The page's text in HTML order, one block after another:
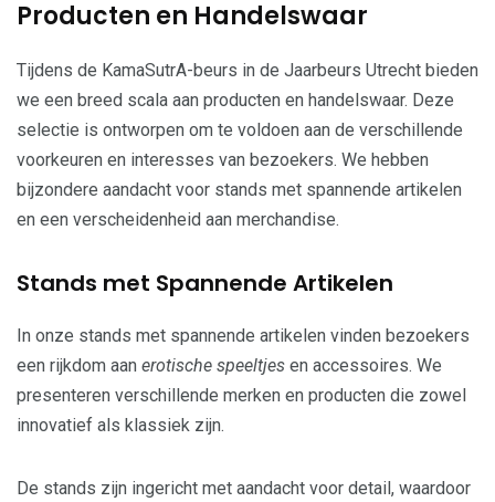
Producten en Handelswaar
Tijdens de KamaSutrA-beurs in de Jaarbeurs Utrecht bieden
we een breed scala aan producten en handelswaar. Deze
selectie is ontworpen om te voldoen aan de verschillende
voorkeuren en interesses van bezoekers. We hebben
bijzondere aandacht voor stands met spannende artikelen
en een verscheidenheid aan merchandise.
Stands met Spannende Artikelen
In onze stands met spannende artikelen vinden bezoekers
een rijkdom aan erotische speeltjes en accessoires. We
presenteren verschillende merken en producten die zowel
innovatief als klassiek zijn.
De stands zijn ingericht met aandacht voor detail, waardoor